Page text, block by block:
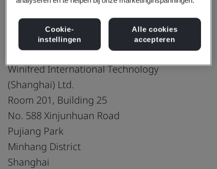
ISO 9001:2015
Winifred International Technology
(Shanghai) Ltd.
Room 201, Building 25
No. 588 Xinjunhuan Road
Pujiang Park
Minhang District
Shanghai
Cookie-
instellingen
Alle cookies
accepteren